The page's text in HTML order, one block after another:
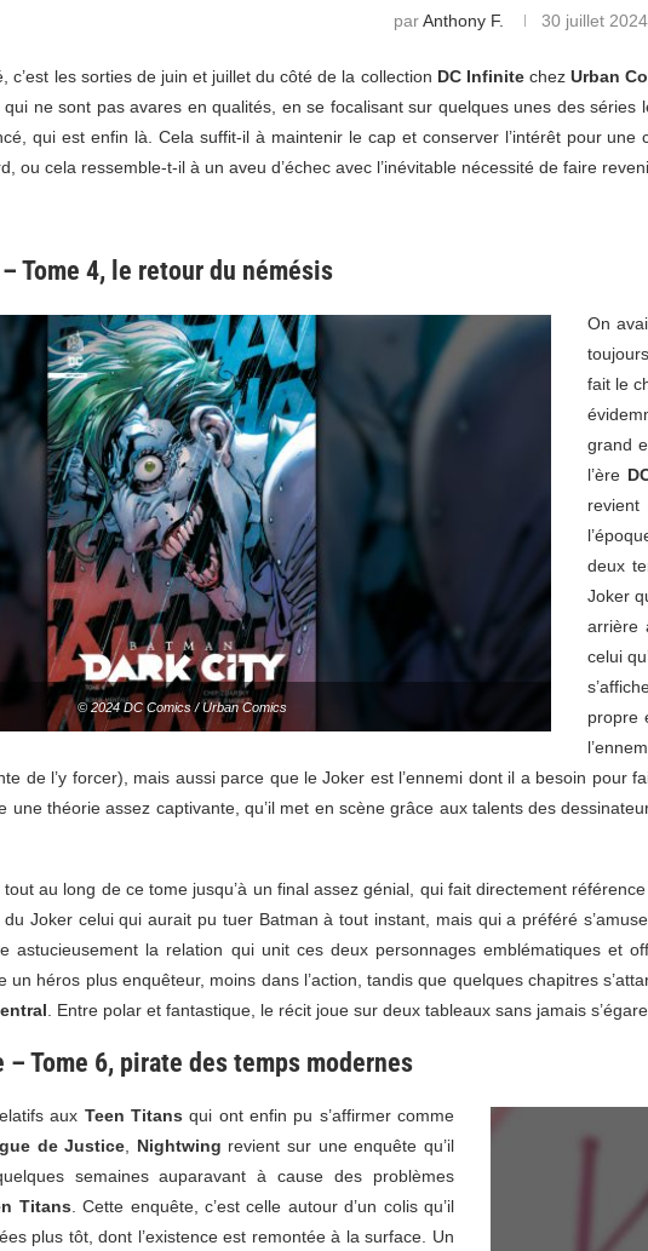
parAnthony F. 30 juillet 2024
c’est les sorties de juin et juillet du côté de la collection DC Infinitechez Urban
ne sont pas avares en qualités, en se focalisant sur quelques unes des
qui est enfin là. Cela suffit-il à maintenir le cap et conserver l’intérêt pour
ou cela ressemble-t-il à un aveu d’échec avec l’inévitable nécessité de faire
Tome 4, le retour du némésis
© 2024 DC Comics / Urban Comics
On
fait le
grand
l’ère
revient
deux
Joker
arrière
celui
propre
de l’y forcer), mais aussi parce que le Joker est l’ennemi dont il a besoin pour
une théorie assez captivante, qu’il met en scène grâce aux talents des
tout au long de ce tome jusqu’à un final assez génial, qui fait directement
Joker celui qui aurait pu tuer Batman à tout instant, mais qui a préféré
astucieusement la relation qui unit ces deux personnages emblématiques et
un héros plus enquêteur, moins dans l’action, tandis que quelques chapitres
. Entre polar et fantastique, le récit joue sur deux tableaux sans jamais
Tome 6, pirate des temps modernes
aux Teen Titans qui ont enfin pu s’affirmer comme
de Justice Nightwing revient sur une enquête qu’il
semaines auparavant à cause des problèmes
Titans . Cette enquête, c’est celle autour d’un colis qu’il
plus tôt, dont l’existence est remontée à la surface. Un